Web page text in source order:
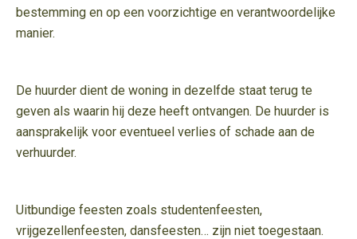
bestemming en op een voorzichtige en verantwoordelijke
manier.
De huurder dient de woning in dezelfde staat terug te
geven als waarin hij deze heeft ontvangen. De huurder is
aansprakelijk voor eventueel verlies of schade aan de
verhuurder.
Uitbundige feesten zoals studentenfeesten,
vrijgezellenfeesten, dansfeesten… zijn niet toegestaan.